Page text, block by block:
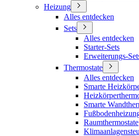
Heizung
Alles entdecken
Sets
Alles entdecken
Starter-Sets
Erweiterungs-
Thermostate
Alles entdecken
Smarte
Smarte
Raumthermostate